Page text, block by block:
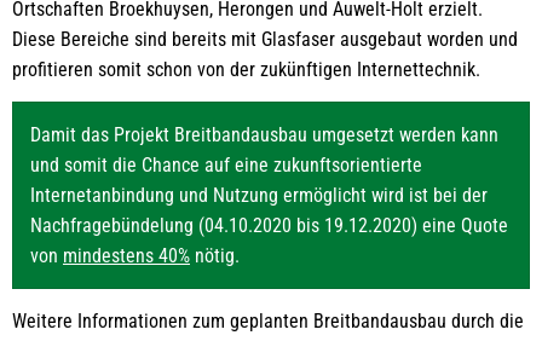
Ortschaften Broekhuysen, Herongen und Auwelt-Holt erzielt.
Diese Bereiche sind bereits mit Glasfaser ausgebaut worden und
profitieren somit schon von der zukünftigen Internettechnik.
Damit das Projekt Breitbandausbau umgesetzt werden kann
und somit die Chance auf eine zukunftsorientierte
Internetanbindung und Nutzung ermöglicht wird ist bei der
Nachfragebündelung (04.10.2020 bis 19.12.2020) eine Quote
von mindestens 40% nötig.
Weitere Informationen zum geplanten Breitbandausbau durch die